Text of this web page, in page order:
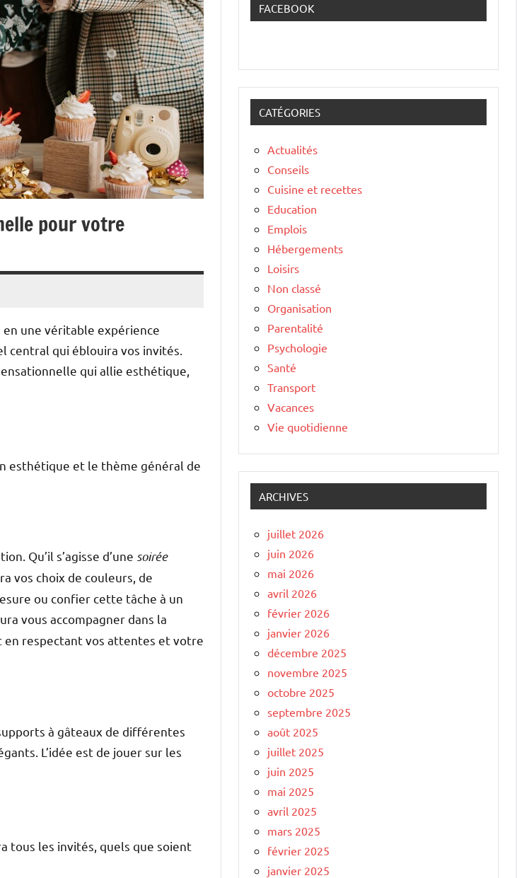
pour votre
une véritable expérience
central qui éblouira vos invités.
qui allie esthétique,
esthétique et le thème général de
Qu’il s’agisse d’une soirée
vos choix de couleurs, de
ou confier cette tâche à un
vous accompagner dans la
en respectant vos attentes et votre
à gâteaux de différentes
L’idée est de jouer sur les
tous les invités, quels que soient
FACEBOOK
CATÉGORIES
Actualités
Conseils
Cuisine et recettes
Education
Emplois
Hébergements
Loisirs
Non classé
Organisation
Parentalité
Psychologie
Santé
Transport
Vacances
Vie quotidienne
ARCHIVES
juillet 2026
juin 2026
mai 2026
avril 2026
février 2026
janvier 2026
décembre 2025
novembre 2025
octobre 2025
septembre 2025
août 2025
juillet 2025
juin 2025
mai 2025
avril 2025
mars 2025
février 2025
janvier 2025